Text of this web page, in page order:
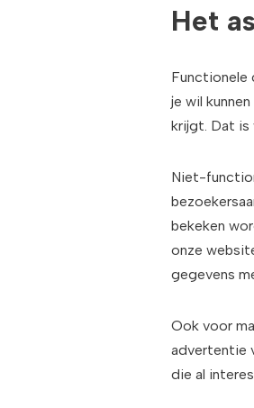
Het
Functionele
je wil
krijgt. Dat is
Niet-
bekeken
onze
gegevens
Ook voor
advertentie
die al